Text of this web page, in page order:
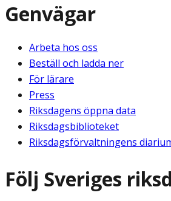
Genvägar
Arbeta hos oss
Beställ och ladda ner
För lärare
Press
Riksdagens öppna data
Riksdagsbiblioteket
Riksdagsförvaltningens
Följ Sveriges